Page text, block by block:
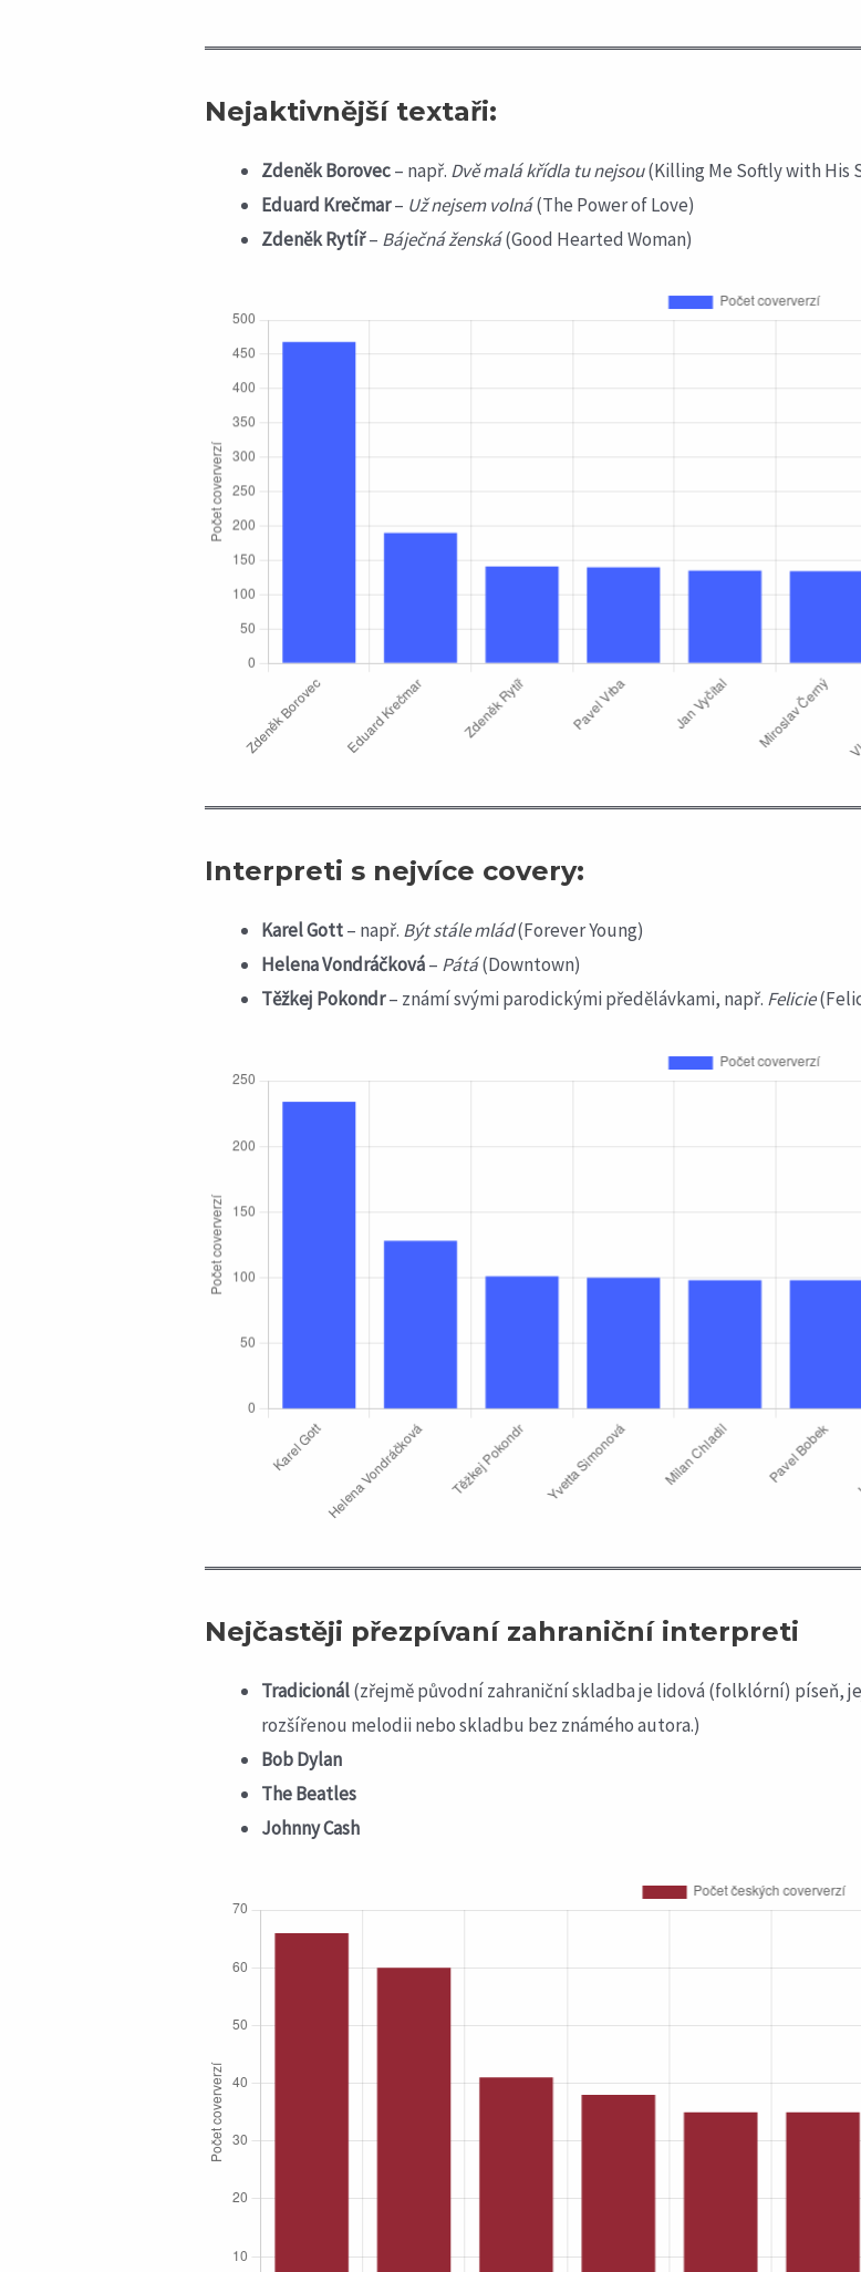
Nejaktivnější textaři:
Zdeněk Borovec– např. Dvě malá křídla tu nejsou(Killing Me Softly with His
Eduard Krečmar– Už nejsem volná(The Power of Love)
Zdeněk Rytíř– Báječná ženská(Good Hearted Woman)
Interpreti s nejvíce covery:
Karel Gott– např. Být stále mlád(Forever Young)
Helena Vondráčková– Pátá(Downtown)
Těžkej Pokondr– známí svými parodickými předělávkami, např. Felicie
Nejčastěji přezpívaní zahraniční interpreti
Tradicionál(zřejmě původní zahraniční skladba je lidová (folklórní) píseň,
rozšířenou melodii nebo skladbu bez známého autora.)
Bob Dylan
The Beatles
Johnny Cash